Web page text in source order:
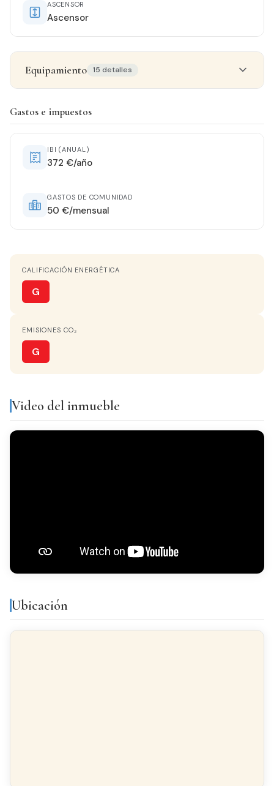
ASCENSOR
Ascensor
Equipamiento 15 detalles
ESTADO
Seminuevo
Norte
CALEFACCIÓN
AMUEBLADO
Amueblado
Galería Luminoso
Todo exterior
Gastos e impuestos
IBI (ANUAL)
372 €/año
GASTOS DE COMUNIDAD
50 €/mensual
CALIFICACIÓN ENERGÉTICA
G
EMISIONES CO₂
G
Video del inmueble
Ubicación